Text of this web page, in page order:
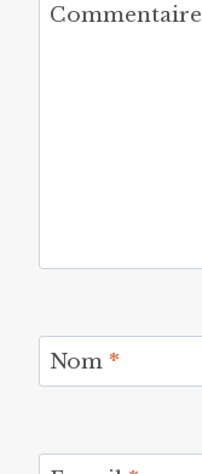
Commentaire
Nom *